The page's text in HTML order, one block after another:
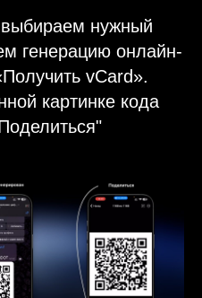
выбираем нужный
генерацию онлайн-
vCard».
картинке кода